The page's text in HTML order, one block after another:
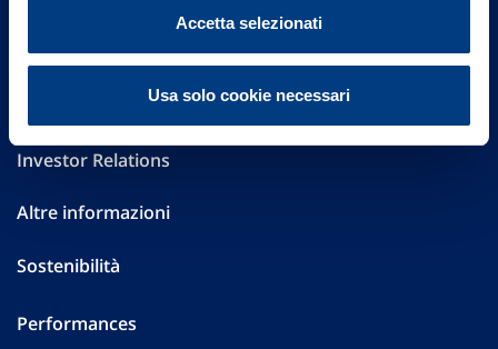
Accetta selezionati
Usa solo cookie necessari
FAQ
Investor Relations
Altre informazioni
Sostenibilità
Performances